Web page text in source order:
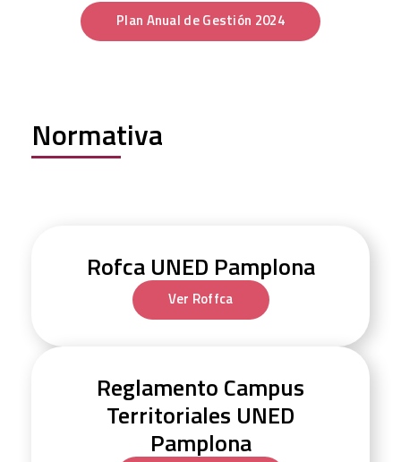
Plan Anual de Gestión 2024
Normativa
Rofca UNED Pamplona
Ver Roffca
Reglamento Campus
Territoriales UNED
Pamplona